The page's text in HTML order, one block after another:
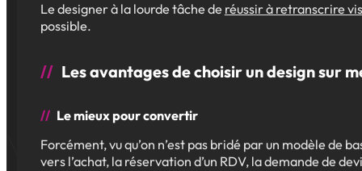
Le designer à la lourde tâche de réussir à retranscrire
possible.
Les avantages de choisir un design sur
Le mieux pour convertir
Forcément, vu qu’on n’est pas bridé par un modèle de
vers l’achat, la réservation d’un RDV, la demande de